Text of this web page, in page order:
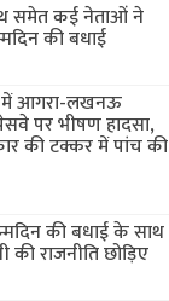
समेत कई नेताओं ने
की बधाई
में आगरा-लखनऊ
पर भीषण हादसा,
की टक्कर में पांच की
की बधाई के साथ
राजनीति छोड़िए